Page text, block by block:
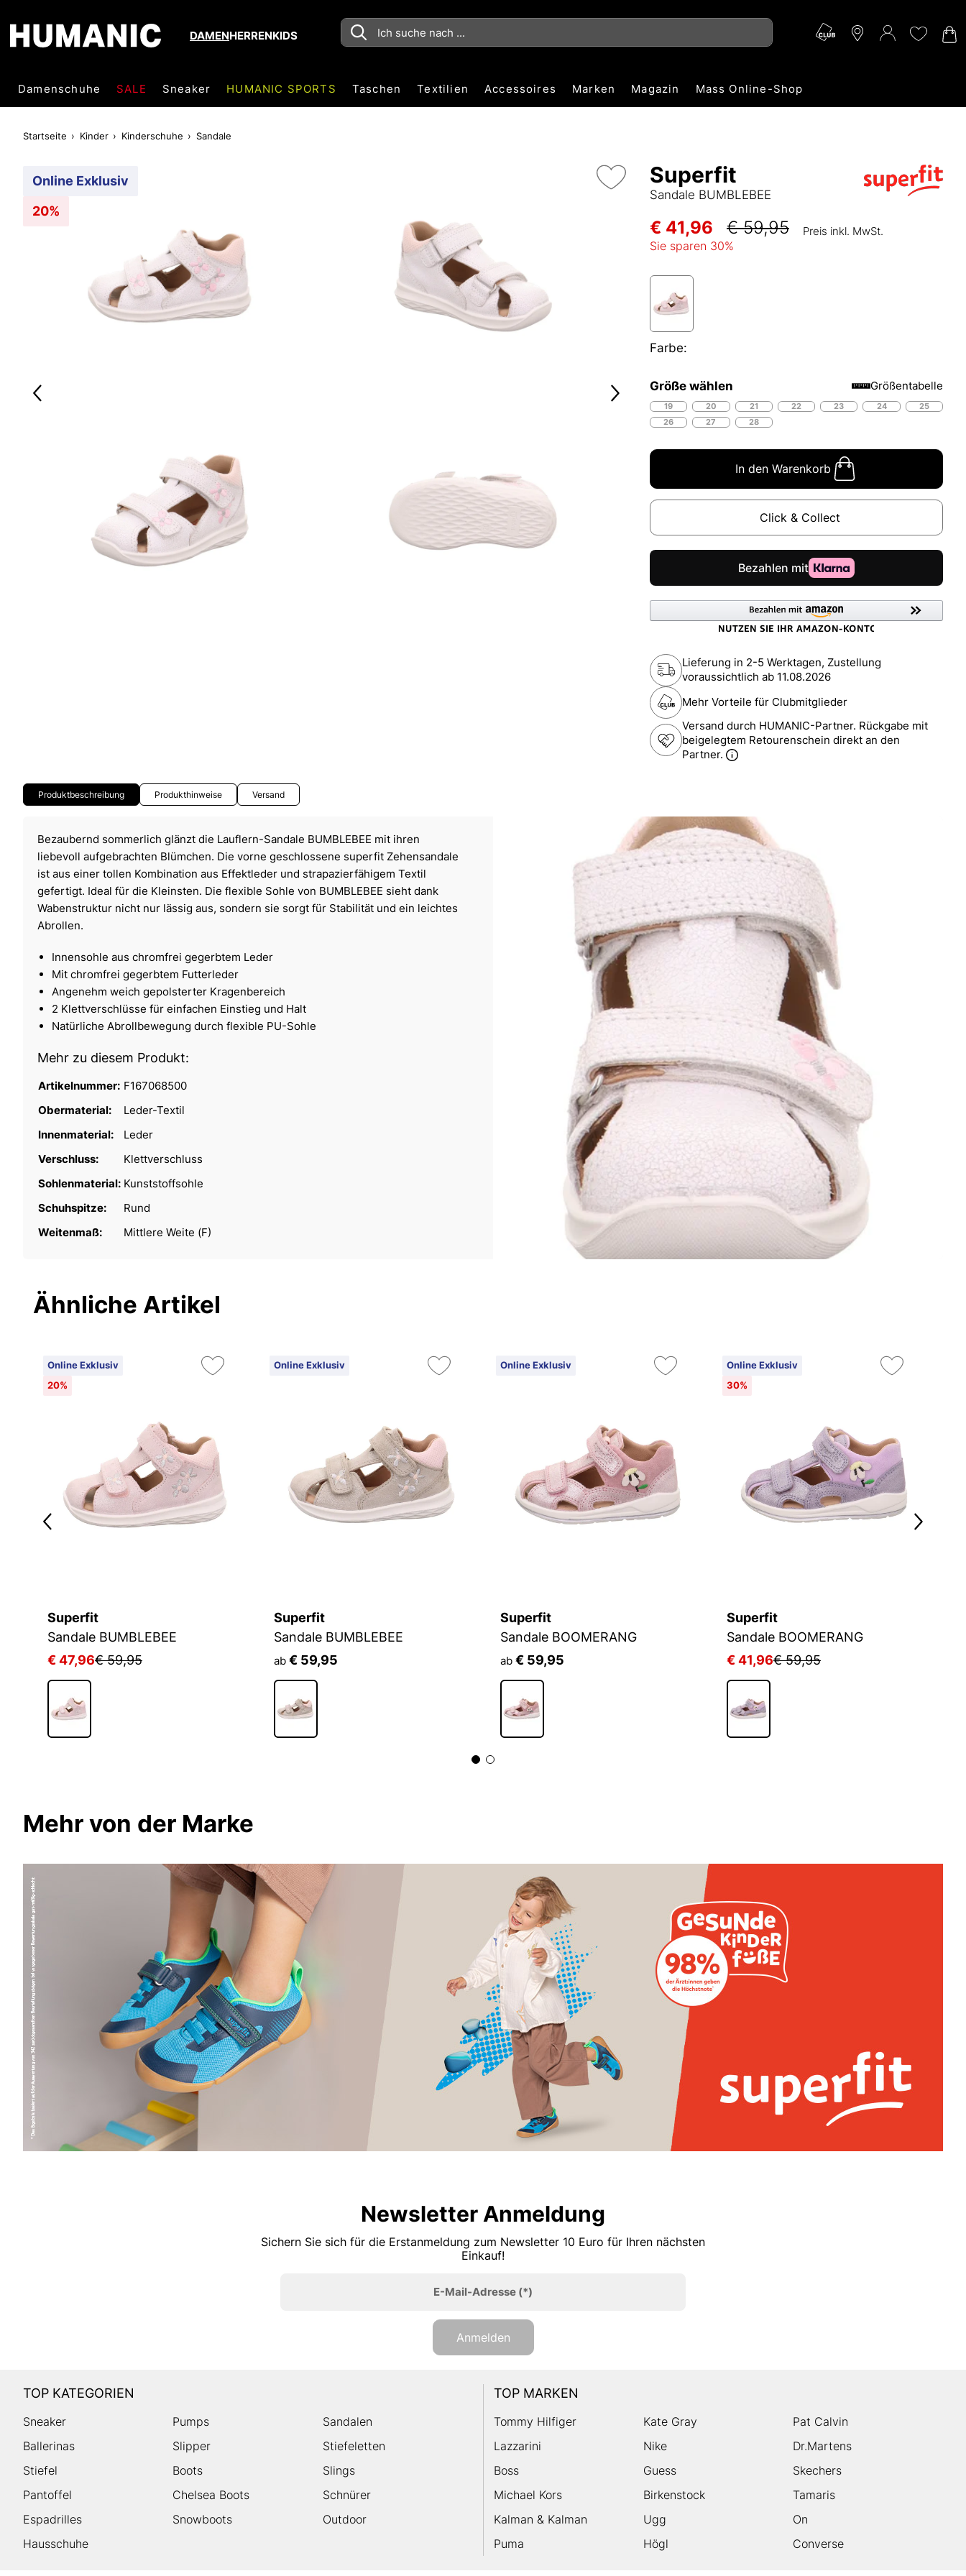
DAMENHERRENKIDS
Damenschuhe SALE Sneaker HUMANIC SPORTS Taschen Textilien Accessoires Marken Magazin Mass Online-Shop
Startseite Kinder Kinderschuhe Sandale
Online Exklusiv
20%
Superfit
Sandale BUMBLEBEE
€ 41,96 € 59,95 Preis inkl. MwSt.
Sie sparen 30%
Farbe:
Größe wählen Größentabelle
19 20 21 22 23 24
25
26
27 28
In den Warenkorb
Click & Collect
Lieferung in 2-5 Werktagen, Zustellung
voraussichtlich ab 11.08.2026
Mehr Vorteile für Clubmitglieder
Versand durch HUMANIC-Partner. Rückgabe mit
beigelegtem Retourenschein direkt an den
Partner.
Produktbeschreibung Produkthinweise Versand
Bezaubernd sommerlich glänzt die Lauflern-Sandale BUMBLEBEE mit ihren
liebevoll aufgebrachten Blümchen. Die vorne geschlossene superfit Zehensandale
ist aus einer tollen Kombination aus Effektleder und strapazierfähigem Textil
gefertigt. Ideal für die Kleinsten. Die flexible Sohle von BUMBLEBEE sieht dank
Wabenstruktur nicht nur lässig aus, sondern sie sorgt für Stabilität und ein leichtes
Abrollen.
Innensohle aus chromfrei gegerbtem Leder
Mit chromfrei gegerbtem Futterleder
Angenehm weich gepolsterter Kragenbereich
2 Klettverschlüsse für einfachen Einstieg und Halt
Natürliche Abrollbewegung durch flexible PU-Sohle
Mehr zu diesem Produkt:
Artikelnummer: F167068500
Obermaterial:
Leder-Textil
Innenmaterial:
Leder
Verschluss:
Klettverschluss
Sohlenmaterial: Kunststoffsohle
Schuhspitze:
Rund
Weitenmaß:
Mittlere Weite (F)
Ähnliche Artikel
Online Exklusiv
20%
Superfit
Sandale BUMBLEBEE
€ 47,96€ 59,95
Online Exklusiv
Superfit
Sandale BUMBLEBEE
ab € 59,95
Online Exklusiv
Superfit
Sandale BOOMERANG
ab € 59,95
Online Exklusiv
30%
Superfit
Sandale BOOMERANG
€ 41,96€ 59,95
Mehr von der Marke
Newsletter Anmeldung
Sichern Sie sich für die Erstanmeldung zum Newsletter 10 Euro für Ihren nächsten
Einkauf!
E-Mail-Adresse(*)
Anmelden
TOP KATEGORIEN
Sneaker Pumps
Sandalen
Ballerinas
Slipper
Stiefeletten
Stiefel
Boots
Slings
Pantoffel
Chelsea Boots
Schnürer
Espadrilles
Snowboots
Outdoor
Hausschuhe
TOP MARKEN
Tommy Hilfiger Kate Gray
Pat Calvin
Lazzarini
Nike
Dr.Martens
Boss
Guess
Skechers
Michael Kors
Birkenstock
Tamaris
Kalman & Kalman
Ugg
On
Puma
Högl Converse